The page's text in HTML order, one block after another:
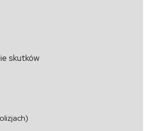
skutków